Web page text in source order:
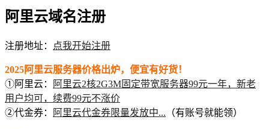
阿里云域名注册
注册地址： 点我开始注册
2025阿里云服务器价格出炉，便宜有好货！
①阿里云：
阿里云2核2G3M固定带宽服务器99元一年，新老
用户均可，续费99元不涨价
②代金券：
阿里云代金券限量发放中... （有账号就能领）